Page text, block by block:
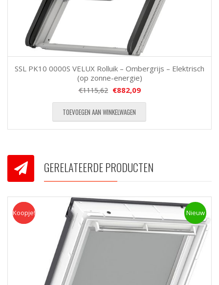
SSL PK10 0000S VELUX Rolluik – Ombergrijs – Elektrisch
(op zonne-energie)
€1115,62 €882,09
TOEVOEGEN AAN WINKELWAGEN
GERELATEERDE PRODUCTEN
Koopje Nieuw
Koopje!